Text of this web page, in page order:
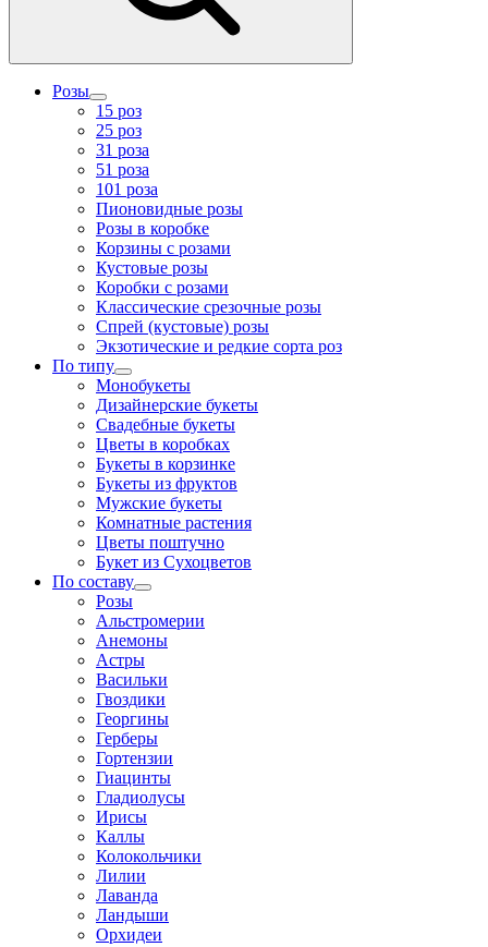
Розы
15 роз
25 роз
31 роза
51 роза
101 роза
Пионовидные розы
Розы в коробке
Корзины с розами
Кустовые розы
Коробки с розами
Классические срезочные розы
Спрей (кустовые) розы
Экзотические и редкие сорта роз
По типу
Монобукеты
Дизайнерские букеты
Свадебные букеты
Цветы в коробках
Букеты в корзинке
Букеты из фруктов
Мужские букеты
Комнатные растения
Цветы поштучно
Букет из Сухоцветов
По составу
Розы
Альстромерии
Анемоны
Астры
Васильки
Гвоздики
Георгины
Герберы
Гортензии
Гиацинты
Гладиолусы
Ирисы
Каллы
Колокольчики
Лилии
Лаванда
Ландыши
Орхидеи